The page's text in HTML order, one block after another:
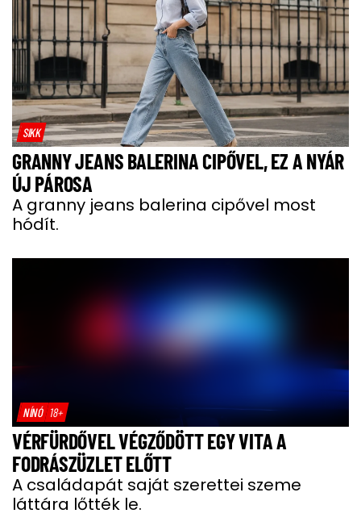
SIKK
GRANNY JEANS BALERINA CIPŐVEL, EZ A NYÁR
ÚJ PÁROSA
A granny jeans balerina cipővel most
hódít.
NÍNÓ 18+
VÉRFÜRDŐVEL VÉGZŐDÖTT EGY VITA A
FODRÁSZÜZLET ELŐTT
A családapát saját szerettei szeme
láttára lőtték le.